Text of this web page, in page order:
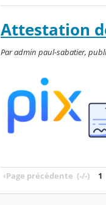
Attestation
Par admin paul-sabatier,
‹Page précédente (-/-) 1